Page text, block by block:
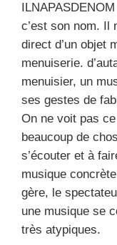
c’est son nom. Il
direct d’un objet
menui­se­rie.
menui­sier, un
ses gestes de
On ne voit pas
beau­coup de
s’é­cou­ter et à
musique
gère, le
une musique se
très aty­piques.